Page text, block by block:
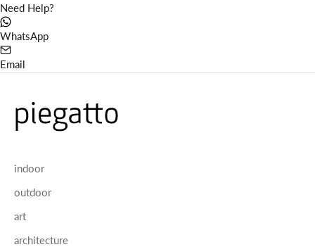
Need Help?
WhatsApp
Email
indoor
outdoor
art
architecture